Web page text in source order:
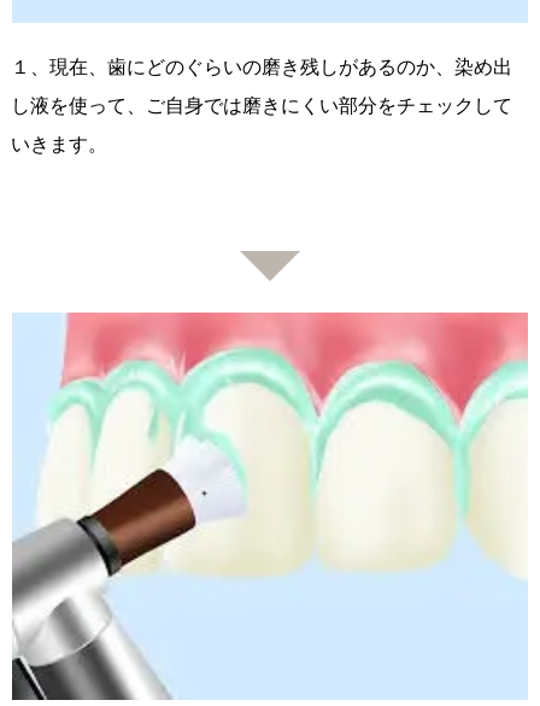
１、現在、歯にどのぐらいの磨き残しがあるのか、染め出
し液を使って、ご自身では磨きにくい部分をチェックして
いきます。